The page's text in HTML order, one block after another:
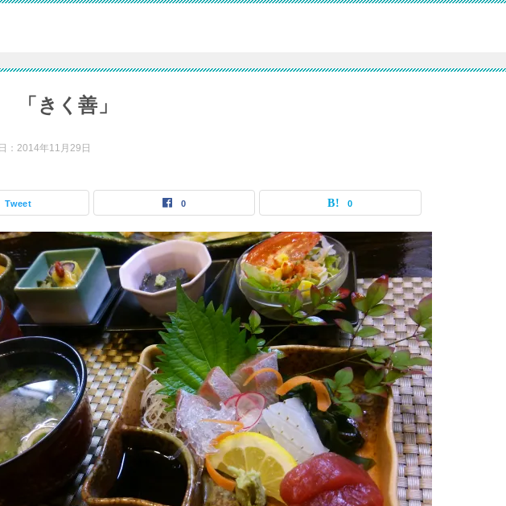
「きく善」
： 2014年11月29日
Tweet 0 0